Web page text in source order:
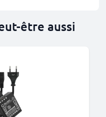
être aussi